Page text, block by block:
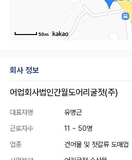
50m
회사 정보
어업회사법인간월도어리굴젓(주)
대표자명
유명근
근로자수
11 ~ 50명
업종
건어물 및 젓갈류 도매업